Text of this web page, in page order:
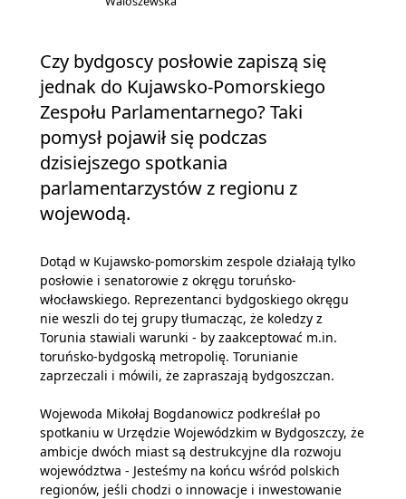
Czy bydgoscy posłowie zapiszą się
jednak do Kujawsko-Pomorskiego
Zespołu Parlamentarnego? Taki
pomysł pojawił się podczas
dzisiejszego spotkania
parlamentarzystów z regionu z
wojewodą.
Dotąd w Kujawsko-pomorskim zespole działają tylko
posłowie i senatorowie z okręgu toruńsko-
włocławskiego. Reprezentanci bydgoskiego okręgu
nie weszli do tej grupy tłumacząc, że koledzy z
Torunia stawiali warunki - by zaakceptować m.in.
toruńsko-bydgoską metropolię. Torunianie
zaprzeczali i mówili, że zapraszają bydgoszczan.
Wojewoda Mikołaj Bogdanowicz podkreślał po
spotkaniu w Urzędzie Wojewódzkim w Bydgoszczy, że
ambicje dwóch miast są destrukcyjne dla rozwoju
województwa - Jesteśmy na końcu wśród polskich
regionów, jeśli chodzi o innowacje i inwestowanie